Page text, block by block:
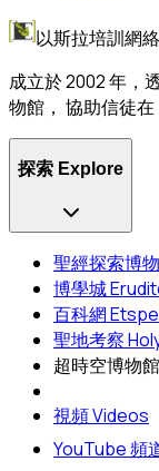
以斯拉培訓網
成立於 2002 年，
物館， 協助信徒在
探索 Explore
聖經探索博
博學城
百科網
聖地考察
超時空博物館
視頻 Videos
YouTube 頻